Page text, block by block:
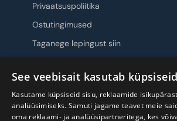
Privaatsuspoliitika
Ostutingimused
Taganege lepingust siin
Jälgi meid
See veebisait kasutab küpsiseid
Kasutame küpsiseid sisu, reklaamide
analüüsimiseks. Samuti jagame teavet meie
oma reklaami- ja analüüsipartneritega, kes